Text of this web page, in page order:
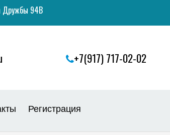
Дружбы 94В
+7(917) 717-02-02
Регистрация